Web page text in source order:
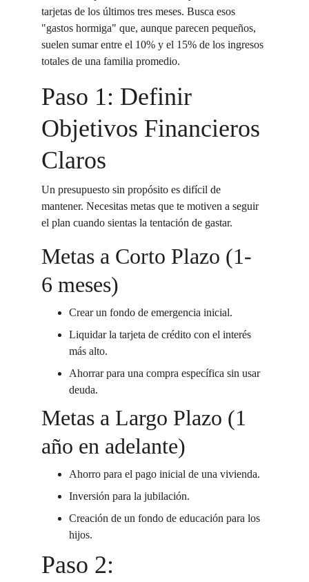
tarjetas de los últimos tres meses. Busca esos
"gastos hormiga" que, aunque parecen pequeños,
suelen sumar entre el 10% y el 15% de los ingresos
totales de una familia promedio.
Paso 1: Definir
Objetivos Financieros
Claros
Un presupuesto sin propósito es difícil de
mantener. Necesitas metas que te motiven a seguir
el plan cuando sientas la tentación de gastar.
Metas a Corto Plazo (1-
6 meses)
Crear un fondo de emergencia inicial.
Liquidar la tarjeta de crédito con el interés
más alto.
Ahorrar para una compra específica sin usar
deuda.
Metas a Largo Plazo (1
año en adelante)
Ahorro para el pago inicial de una vivienda.
Inversión para la jubilación.
Creación de un fondo de educación para los
hijos.
Paso 2: